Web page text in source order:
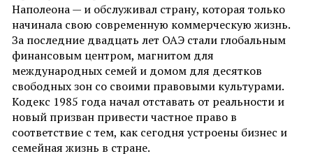
Наполеона — и обслуживал страну, которая только
начинала свою современную коммерческую жизнь.
За последние двадцать лет ОАЭ стали глобальным
финансовым центром, магнитом для
международных семей и домом для десятков
свободных зон со своими правовыми культурами.
Кодекс 1985 года начал отставать от реальности и
новый призван привести частное право в
соответствие с тем, как сегодня устроены бизнес и
семейная жизнь в стране.